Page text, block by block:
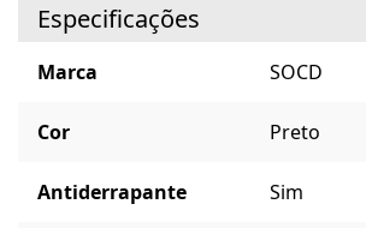
Especificações
Marca SOCD
Cor Preto
Antiderrapante Sim